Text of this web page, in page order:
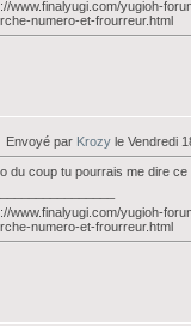
www.finalyugi.com/yugioh-
numero-et-frourreur.html
Envoyé par Krozy le Vendredi
du coup tu pourrais me dire
www.finalyugi.com/yugioh-
numero-et-frourreur.html